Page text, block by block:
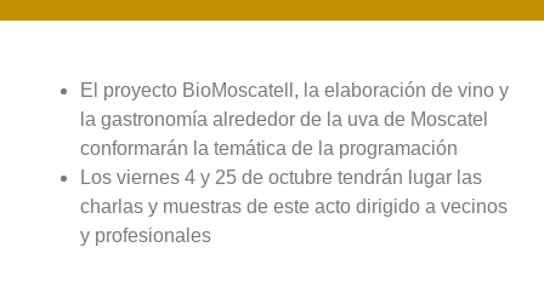
El proyecto BioMoscatell, la elaboración de vino y
la gastronomía alrededor de la uva de Moscatel
conformarán la temática de la programación
Los viernes 4 y 25 de octubre tendrán lugar las
charlas y muestras de este acto dirigido a vecinos
y profesionales